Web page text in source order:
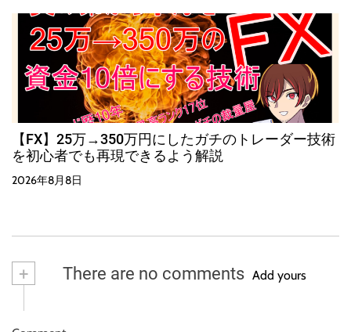
【FX】25万→350万円にしたガチのトレーダー技術
を初心者でも再現できるよう解説
2026年8月8日
+ There are no comments Add yours